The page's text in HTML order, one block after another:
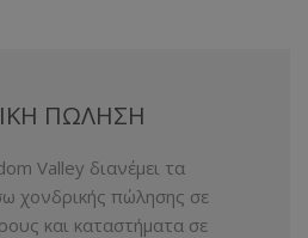
ΠΩΛΗΣΗ
Valley διανέμει τα
χονδρικής πώλησης σε
και καταστήματα σε